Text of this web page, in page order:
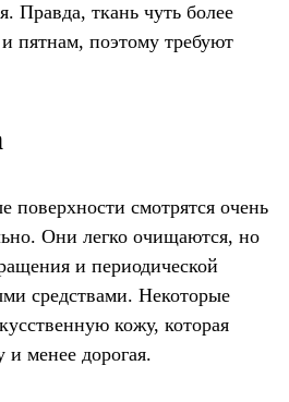
Правда, ткань чуть более
пятнам, поэтому требуют
смотрятся очень
Они легко очищаются, но
и периодической
средствами. Некоторые
кожу, которая
и менее дорогая.